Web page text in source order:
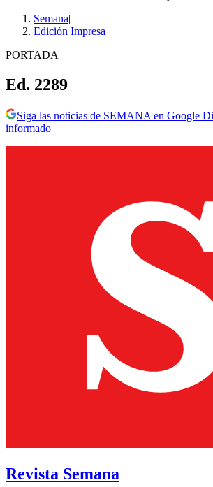
Semana|
Edición Impresa
PORTADA
Ed. 2289
Siga las noticias de SEMANA en Google
informado
Revista Semana